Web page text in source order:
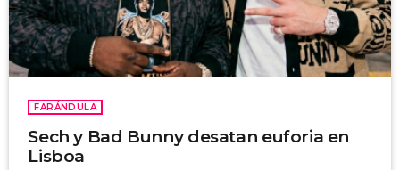
FARÁNDULA
Sech y Bad Bunny desatan euforia en
Lisboa